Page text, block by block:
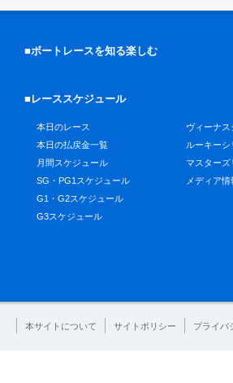
■ボートレースを知る楽しむ
■レーススケジュール
本日のレース
本日の払戻金一覧
月間スケジュール
SG・PG1スケジュール
G1・G2スケジュール
G3スケジュール
ヴィーナス
ルーキーシ
マスターズ
メディア情
本サイトについて サイトポリシー プライバ